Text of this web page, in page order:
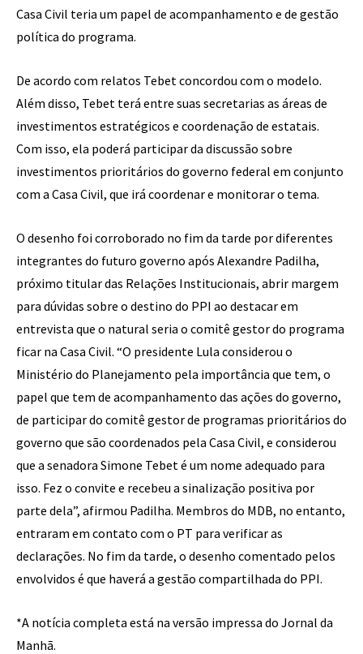
Casa Civil teria um papel de acompanhamento e de gestão
política do programa.
De acordo com relatos Tebet concordou com o modelo.
Além disso, Tebet terá entre suas secretarias as áreas de
investimentos estratégicos e coordenação de estatais.
Com isso, ela poderá participar da discussão sobre
investimentos prioritários do governo federal em conjunto
com a Casa Civil, que irá coordenar e monitorar o tema.
O desenho foi corroborado no fim da tarde por diferentes
integrantes do futuro governo após Alexandre Padilha,
próximo titular das Relações Institucionais, abrir margem
para dúvidas sobre o destino do PPI ao destacar em
entrevista que o natural seria o comitê gestor do programa
ficar na Casa Civil. “O presidente Lula considerou o
Ministério do Planejamento pela importância que tem, o
papel que tem de acompanhamento das ações do governo,
de participar do comitê gestor de programas prioritários do
governo que são coordenados pela Casa Civil, e considerou
que a senadora Simone Tebet é um nome adequado para
isso. Fez o convite e recebeu a sinalização positiva por
parte dela”, afirmou Padilha. Membros do MDB, no entanto,
entraram em contato com o PT para verificar as
declarações. No fim da tarde, o desenho comentado pelos
envolvidos é que haverá a gestão compartilhada do PPI.
*A notícia completa está na versão impressa do Jornal da
Manhã.